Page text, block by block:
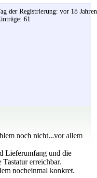
der Registrierung: vor 18 Jahren
61
noch nicht...vor allem
Lieferumfang und die
erreichbar.
nocheinmal konkret.